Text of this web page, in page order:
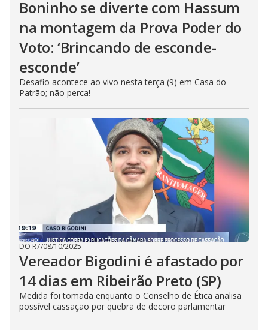
Boninho se diverte com Hassum
na montagem da Prova Poder do
Voto: ‘Brincando de esconde-
esconde’
Desafio acontece ao vivo nesta terça (9) em Casa do
Patrão; não perca!
DO R7/08/10/2025
Vereador Bigodini é afastado por
14 dias em Ribeirão Preto (SP)
Medida foi tomada enquanto o Conselho de Ética analisa
possível cassação por quebra de decoro parlamentar